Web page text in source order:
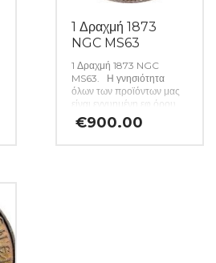
1 Δραχμή 1873
NGC MS63
1 Δραχμή 1873 NGC
MS63. Η γνησιότητα
όλων των προϊόντων μας
είναι εγγυημένη εφ όρου
ζωής ενώ τυχόν
ιδιαιτερότητες –
€900.00